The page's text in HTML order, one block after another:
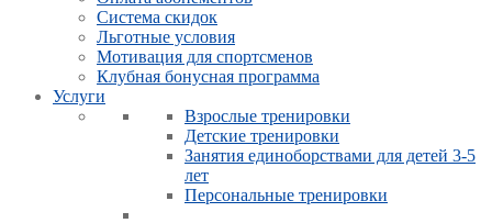
Система скидок
Льготные условия
Мотивация для спортсменов
Клубная бонусная программа
Услуги
Взрослые тренировки
Детские тренировки
Занятия единоборствами для детей 3-5
лет
Персональные тренировки